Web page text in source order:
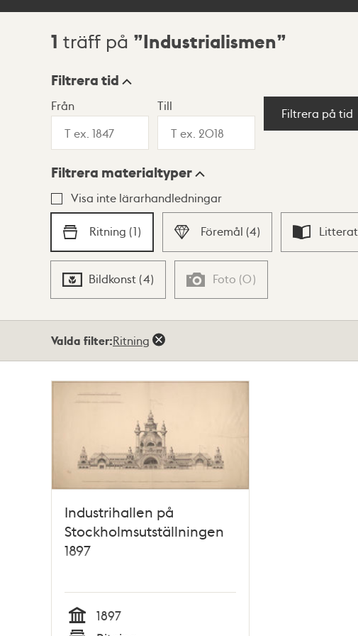
Sökresultat
1 träff på Industrialismen
Visningsläge
Lista Karta
Filtrera tid
Från Till
Filtrera på tid
Filtrera materialtyper
Visa inte lärarhandledningar
Ritning (1) Föremål (4)
Bildkonst (4) Foto (0)
Valda filter:Ritning
Industrihallen på
Stockholmsutställningen
1897
1897